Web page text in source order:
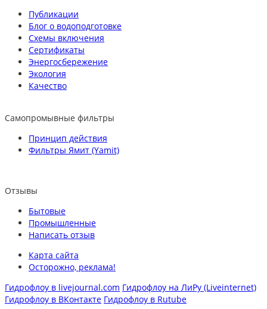
Публикации
Блог о водоподготовке
Схемы включения
Сертификаты
Энергосбережение
Экология
Качество
Самопромывные фильтры
Принцип действия
Фильтры Ямит (Yamit)
Отзывы
Бытовые
Промышленные
Написать отзыв
Карта сайта
Осторожно, реклама!
Гидрофлоу в livejournal.com Гидрофлоу на ЛиРу (Liveinternet)
Гидрофлоу в ВКонтакте Гидрофлоу в Rutube